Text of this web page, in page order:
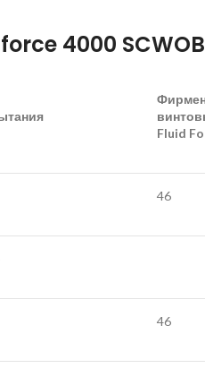
4000
Fluid
46
46